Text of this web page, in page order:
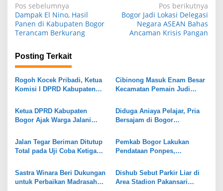
N
a
v
i
g
a
s
i
p
s
Pos sebelumnya
Dampak El Nino, Hasil
Panen di Kabupaten Bogor
Terancam Berkurang
Pos berikutnya
Bogor Jadi Lokasi Delegasi
Negara ASEAN Bahas
Ancaman Krisis Pangan
Posting Terkait
Rogoh Kocek Pribadi, Ketua
Komisi I DPRD Kabupaten
Tangani Banjir di Cibinong
Cibinong Masuk Enam Besar
Kecamatan Pemain Judi
Indonesia
Ketua DPRD Kabupaten
Bogor Ajak Warga Jalani
dan Tetap Peduli Sesama
Diduga Aniaya Pelajar, Pria
Bersajam di Bogor
Jalan Tegar Beriman Ditutup
Total pada Uji Coba Ketiga
Pemkab Bogor Lakukan
Pendataan Ponpes,
Presiden
Sastra Winara Beri Dukungan
untuk Perbaikan Madrasah
Dishub Sebut Parkir Liar di
Area Stadion Pakansari